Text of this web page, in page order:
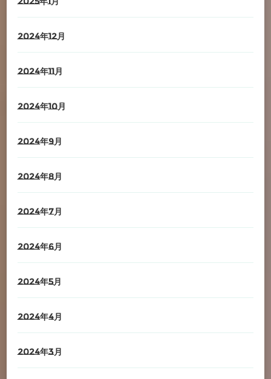
2024年12月
2024年11月
2024年10月
2024年9月
2024年8月
2024年7月
2024年6月
2024年5月
2024年4月
2024年3月